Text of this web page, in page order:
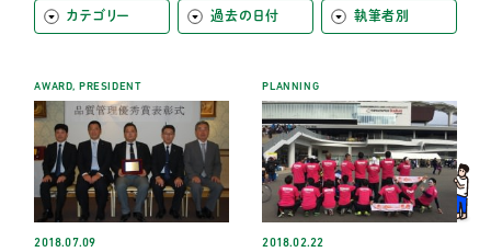
カテゴリー 過去の日付 執筆者別
AWARD, PRESIDENT
2018.07.09
PLANNING
2018.02.22